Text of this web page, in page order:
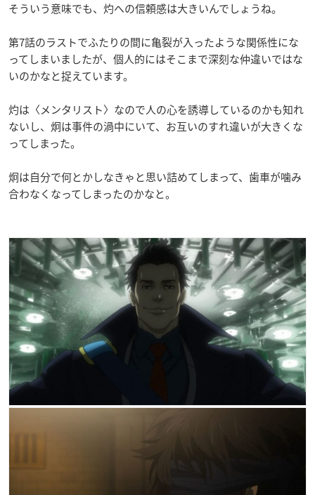
そういう意味でも、灼への信頼感は大きいんでしょうね。
第7話のラストでふたりの間に亀裂が入ったような関係性にな
ってしまいましたが、個人的にはそこまで深刻な仲違いではな
いのかなと捉えています。
灼は〈メンタリスト〉なので人の心を誘導しているのかも知れ
ないし、炯は事件の渦中にいて、お互いのすれ違いが大きくな
ってしまった。
炯は自分で何とかしなきゃと思い詰めてしまって、歯車が噛み
合わなくなってしまったのかなと。